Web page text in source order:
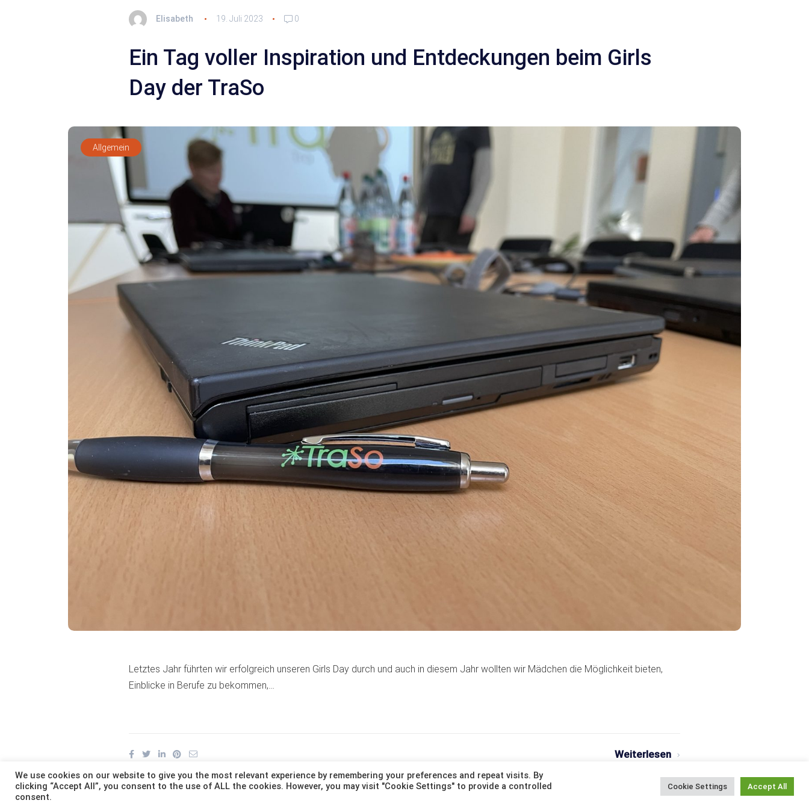
Elisabeth 19. Juli 2023 0
Ein Tag voller Inspiration und Entdeckungen beim Girls
Day der TraSo
Allgemein
Letztes Jahr führten wir erfolgreich unseren Girls Day durch und auch in diesem Jahr wollten wir Mädchen die Möglichkeit bieten,
Einblicke in Berufe zu bekommen,…
Weiterlesen
We use cookies on our website to give you the most relevant experience by remembering your preferences and repeat visits. By
clicking “Accept All”, you consent to the use of ALL the cookies. However, you may visit "Cookie Settings" to provide a controlled
consent.
Cookie Settings Accept All